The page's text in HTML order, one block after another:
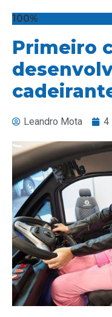
100%
Primeiro
Leandro Mota 4